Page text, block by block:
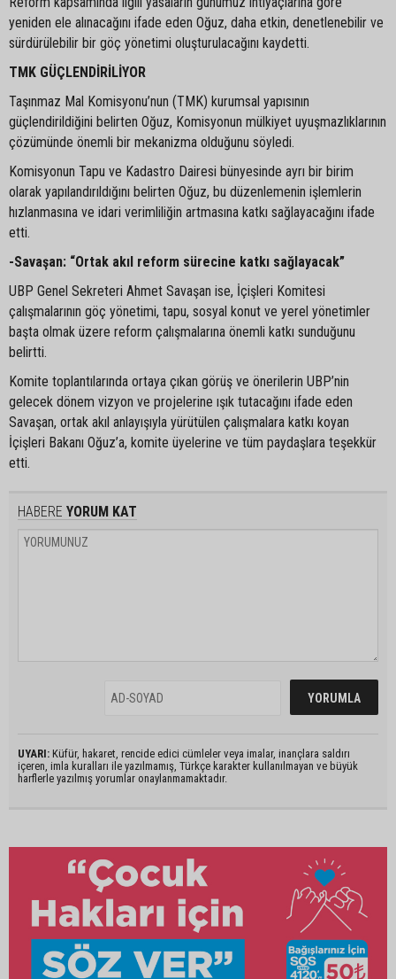
yeniden ele alınacağını ifade eden Oğuz, daha etkin, denetlenebilir ve
sürdürülebilir bir göç yönetimi oluşturulacağını kaydetti.
TMK GÜÇLENDİRİLİYOR
Taşınmaz Mal Komisyonu’nun (TMK) kurumsal yapısının
güçlendirildiğini belirten Oğuz, Komisyonun mülkiyet uyuşmazlıklarının
çözümünde önemli bir mekanizma olduğunu söyledi.
Komisyonun Tapu ve Kadastro Dairesi bünyesinde ayrı bir birim
olarak yapılandırıldığını belirten Oğuz, bu düzenlemenin işlemlerin
hızlanmasına ve idari verimliliğin artmasına katkı sağlayacağını ifade
etti.
-Savaşan: “Ortak akıl reform sürecine katkı sağlayacak”
UBP Genel Sekreteri Ahmet Savaşan ise, İçişleri Komitesi
çalışmalarının göç yönetimi, tapu, sosyal konut ve yerel yönetimler
başta olmak üzere reform çalışmalarına önemli katkı sunduğunu
belirtti.
Komite toplantılarında ortaya çıkan görüş ve önerilerin UBP’nin
gelecek dönem vizyon ve projelerine ışık tutacağını ifade eden
Savaşan, ortak akıl anlayışıyla yürütülen çalışmalara katkı koyan
İçişleri Bakanı Oğuz’a, komite üyelerine ve tüm paydaşlara teşekkür
etti.
HABERE YORUM KAT
UYARI: Küfür, hakaret, rencide edici cümleler veya imalar, inançlara saldırı
içeren, imla kuralları ile yazılmamış, Türkçe karakter kullanılmayan ve büyük
harflerle yazılmış yorumlar onaylanmamaktadır.